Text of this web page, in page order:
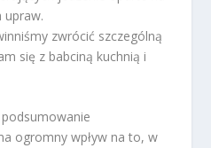
upraw.
zwrócić szczególną
się z babciną kuchnią i
ogromny wpływ na to, w